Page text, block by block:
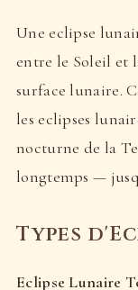
Une eclipse
entre le Soleil et
surface lunaire.
les eclipses
nocturne de la
longtemps —
Types
Eclipse Lunaire